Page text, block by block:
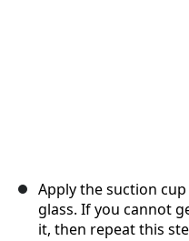
Apply the suction
glass. If you cannot
it, then repeat this